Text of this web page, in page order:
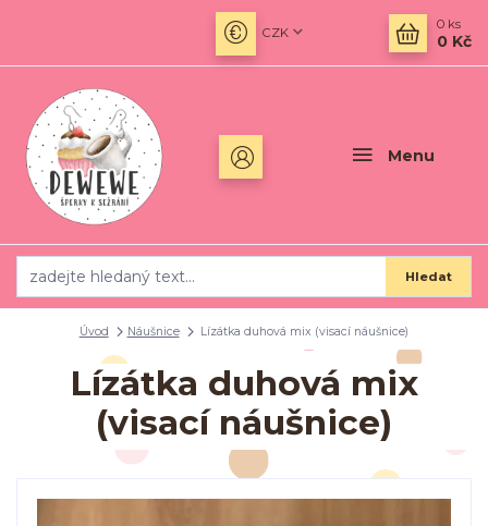
Menu
CZK
Hledat
0 ks
0 Kč
Úvod Náušnice Lízátka duhová mix (visací náušnice)
Lízátka duhová mix
(visací náušnice)